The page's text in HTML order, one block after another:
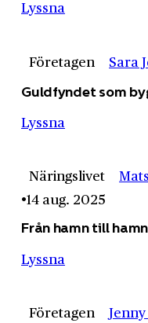
Lyssna
Företagen Sara
Guldfyndet som
Lyssna
Näringslivet
14 aug. 2025
Från hamn till hamn
Lyssna
Företagen